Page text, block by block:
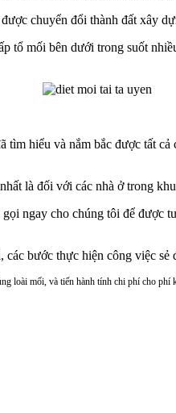
chuyển đổi thành đất xây
tổ mối bên dưới trong suốt
hiểu và nắm bắc được tất
là đối với các nhà ở trong
ngay cho chúng tôi để
bước thực hiện công việc sẻ
mối, và tiến hành tính chi phí cho